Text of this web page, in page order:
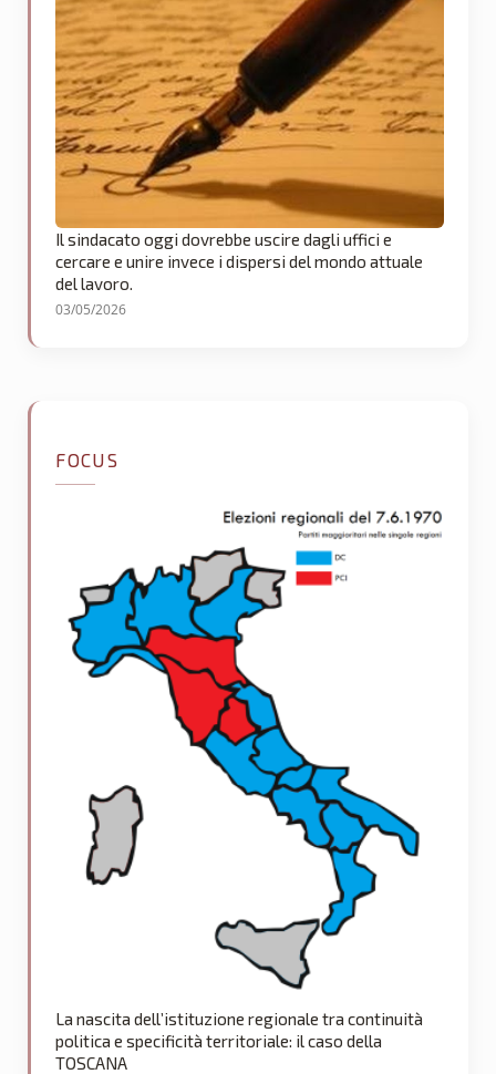
Il sindacato oggi dovrebbe uscire dagli uffici e
cercare e unire invece i dispersi del mondo attuale
del lavoro.
03/05/2026
FOCUS
La nascita dell’istituzione regionale tra continuità
politica e specificità territoriale: il caso della
TOSCANA